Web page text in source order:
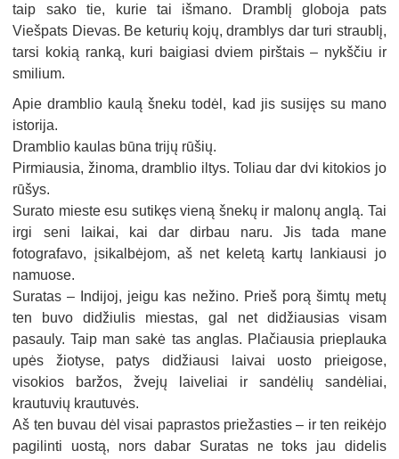
taip sako tie, kurie tai išmano. Dramblį globoja pats
Viešpats Dievas. Be keturių kojų, dramblys dar turi straublį,
tarsi kokią ranką, kuri baigiasi dviem pirštais – nykščiu ir
smilium.
Apie dramblio kaulą šneku todėl, kad jis susijęs su mano
istorija.
Dramblio kaulas būna trijų rūšių.
Pirmiausia, žinoma, dramblio iltys. Toliau dar dvi kitokios jo
rūšys.
Surato mieste esu sutikęs vieną šnekų ir malonų anglą. Tai
irgi seni laikai, kai dar dirbau naru. Jis tada mane
fotografavo, įsikalbėjom, aš net keletą kartų lankiausi jo
namuose.
Suratas – Indijoj, jeigu kas nežino. Prieš porą šimtų metų
ten buvo didžiulis miestas, gal net didžiausias visam
pasauly. Taip man sakė tas anglas. Plačiausia prieplauka
upės žiotyse, patys didžiausi laivai uosto prieigose,
visokios baržos, žvejų laiveliai ir sandėlių sandėliai,
krautuvių krautuvės.
Aš ten buvau dėl visai paprastos priežasties – ir ten reikėjo
pagilinti uostą, nors dabar Suratas ne toks jau didelis